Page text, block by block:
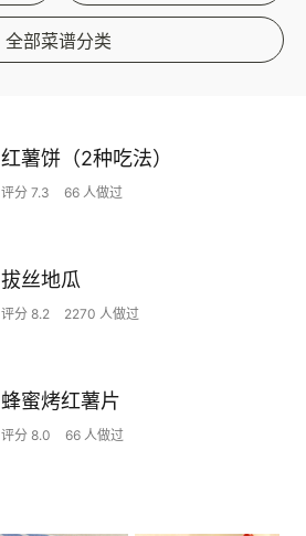
全部菜谱分类
红薯饼（2种吃法）
评分 7.3 66 人做过
拔丝地瓜
评分 8.2 2270 人做过
蜂蜜烤红薯片
评分 8.0 66 人做过